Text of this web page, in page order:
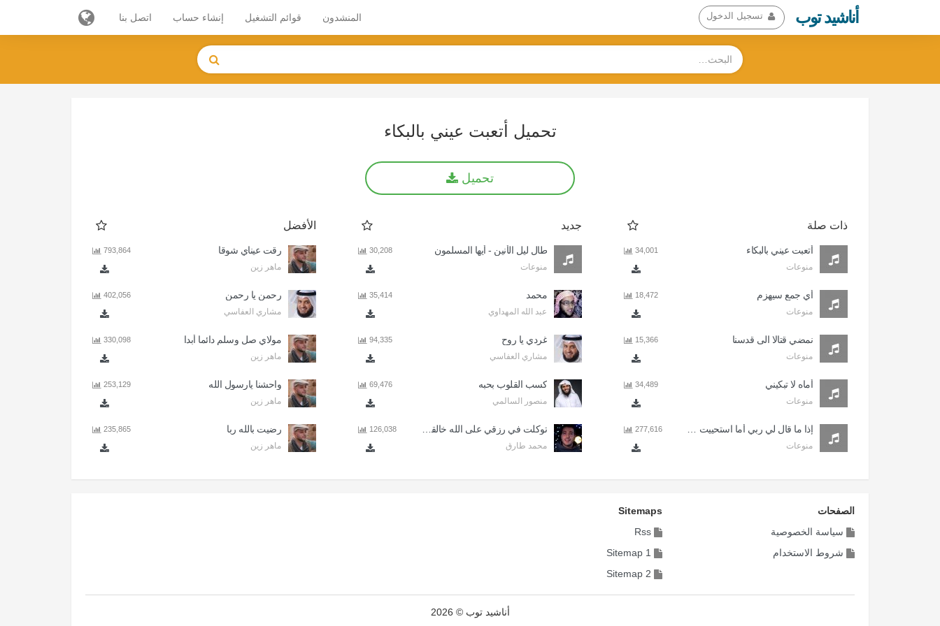
أناشيد توب تسجيل الدخول المنشدون قوائم التشغيل إنشاء حساب اتصل بنا
تحميل أتعبت عيني بالبكاء
تحميل
ذات صلة
أتعبت عيني بالبكاء
منوعات
34,001
أي جمع سيهزم
منوعات
18,472
نمضي قتالا الى قدسنا
منوعات
15,366
أماه لا تبكيني
منوعات
34,489
منوعات
277,616
جديد
طال ليل الأنين - أيها المسلمون
منوعات
30,208
محمد
عبد الله المهداوي
35,414
غردي يا روح
مشاري العفاسي
94,335
كسب القلوب بحبه
منصور السالمي
69,476
محمد طارق
126,038
الأفضل
رقت عيناي شوقا
ماهر زين
793,864
رحمن يا رحمن
مشاري العفاسي
402,056
مولاي صل وسلم دائما أبدا
ماهر زين
330,098
واحشنا يارسول الله
ماهر زين
253,129
رضيت بالله ربا
ماهر زين
235,865
الصفحات
سياسة الخصوصية
شروط الاستخدام
Sitemaps
Rss
Sitemap 1
Sitemap 2
أناشيد توب © 2026